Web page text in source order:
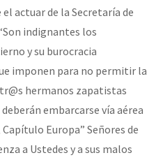
actuar de la Secretaría de
indignantes los
y su burocracia
imponen para no permitir la
hermanos zapatistas
embarcarse vía aérea
Europa” Señores de
a Ustedes y a sus malos